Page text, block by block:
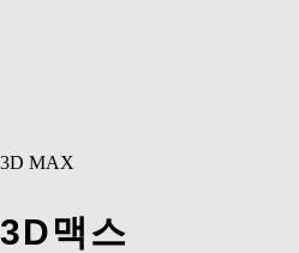
3D MAX
3D맥스